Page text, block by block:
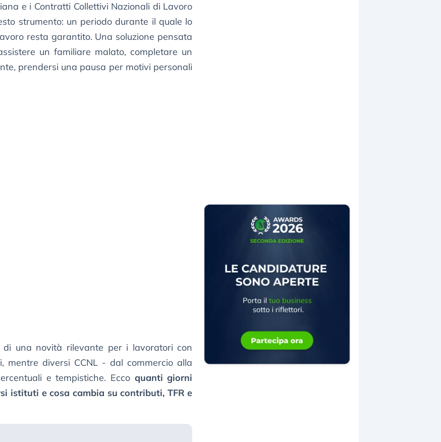
e i Contratti Collettivi Nazionali di Lavoro
strumento: un periodo durante il quale lo
resta garantito. Una soluzione pensata
un familiare malato, completare un
prendersi una pausa per motivi personali
una novità rilevante per i lavoratori con
mentre diversi CCNL - dal commercio alla
e tempistiche. Ecco quanti giorni
istituti e cosa cambia su contributi, TFR e